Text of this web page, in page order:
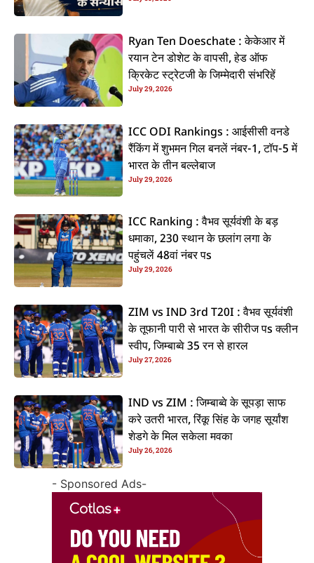
Ryan Ten Doeschate : केकेआर में
रयान टेन डोशेट के वापसी, हेड ऑफ
क्रिकेट स्ट्रेटजी के जिम्मेदारी संभरिहें
July 29, 2026
ICC ODI Rankings : आईसीसी वनडे
रैंकिंग में शुभमन गिल बनलें नंबर-1, टॉप-5 में
भारत के तीन बल्लेबाज
July 29, 2026
ICC Ranking : वैभव सूर्यवंशी के बड़
धमाका, 230 स्थान के छलांग लगा के
पहुंचलें 48वां नंबर पs
July 29, 2026
ZIM vs IND 3rd T20I : वैभव सूर्यवंशी
के तूफानी पारी से भारत के सीरीज पs क्लीन
स्वीप, जिम्बाब्वे 35 रन से हारल
July 27, 2026
IND vs ZIM : जिम्बाब्वे के सूपड़ा साफ
करे उतरी भारत, रिंकू सिंह के जगह सूर्यांश
शेडगे के मिल सकेला मवका
July 26, 2026
- Sponsored Ads-